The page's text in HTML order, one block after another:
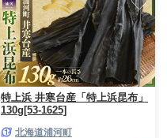
特上浜 井寒台産「特上浜昆布」
130g[53-1625]
北海道浦河町